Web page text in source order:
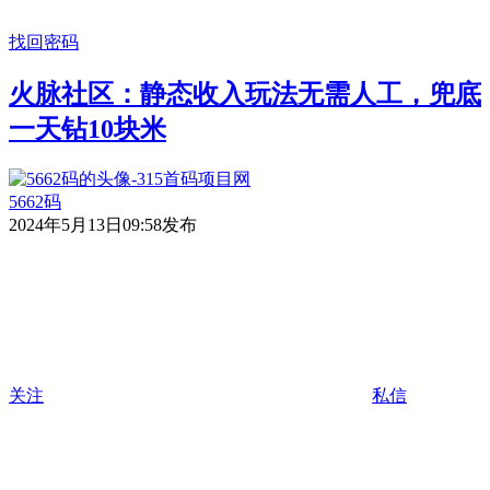
找回密码
火脉社区：静态收入玩法无需人工，兜底
一天钻10块米
5662码
2024年5月13日09:58发布
关注 私信